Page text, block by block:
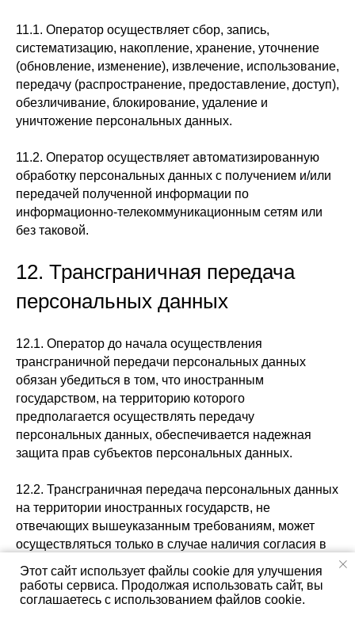
11.1. Оператор осуществляет сбор, запись,
систематизацию, накопление, хранение, уточнение
(обновление, изменение), извлечение, использование,
передачу (распространение, предоставление, доступ),
обезличивание, блокирование, удаление и
уничтожение персональных данных.
11.2. Оператор осуществляет автоматизированную
обработку персональных данных с получением и/или
передачей полученной информации по
информационно-телекоммуникационным сетям или
без таковой.
12. Трансграничная передача
персональных данных
12.1. Оператор до начала осуществления
трансграничной передачи персональных данных
обязан убедиться в том, что иностранным
государством, на территорию которого
предполагается осуществлять передачу
персональных данных, обеспечивается надежная
защита прав субъектов персональных данных.
12.2. Трансграничная передача персональных данных
на территории иностранных государств, не
отвечающих вышеуказанным требованиям, может
осуществляться только в случае наличия согласия в
письменной форме субъекта персональных данных
на трансграничную передачу его персональных
данных и/или исполнения договора, стороной
Этот сайт использует файлы cookie для улучшения
работы сервиса. Продолжая использовать сайт, вы
соглашаетесь с использованием файлов cookie.